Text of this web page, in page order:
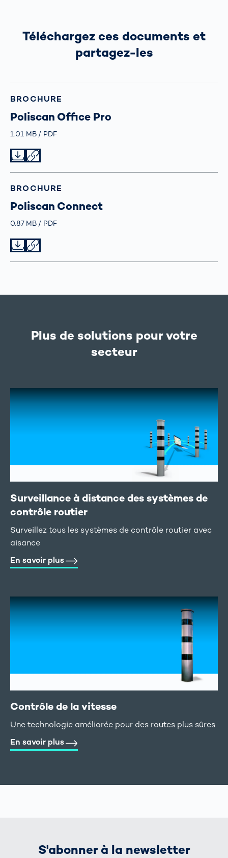
Téléchargez ces documents et
partagez-les
BROCHURE
Poliscan Office Pro
Größe
1.01 MB TypPDF
BROCHURE
Poliscan Connect
Größe
0.87 MB TypPDF
Plus de solutions pour votre
secteur
Surveillance à distance des systèmes de
contrôle routier
Surveillez tous les systèmes de contrôle routier avec
aisance
En savoir plus
Contrôle de la vitesse
Une technologie améliorée pour des routes plus sûres
En savoir plus
S'abonner à la newsletter